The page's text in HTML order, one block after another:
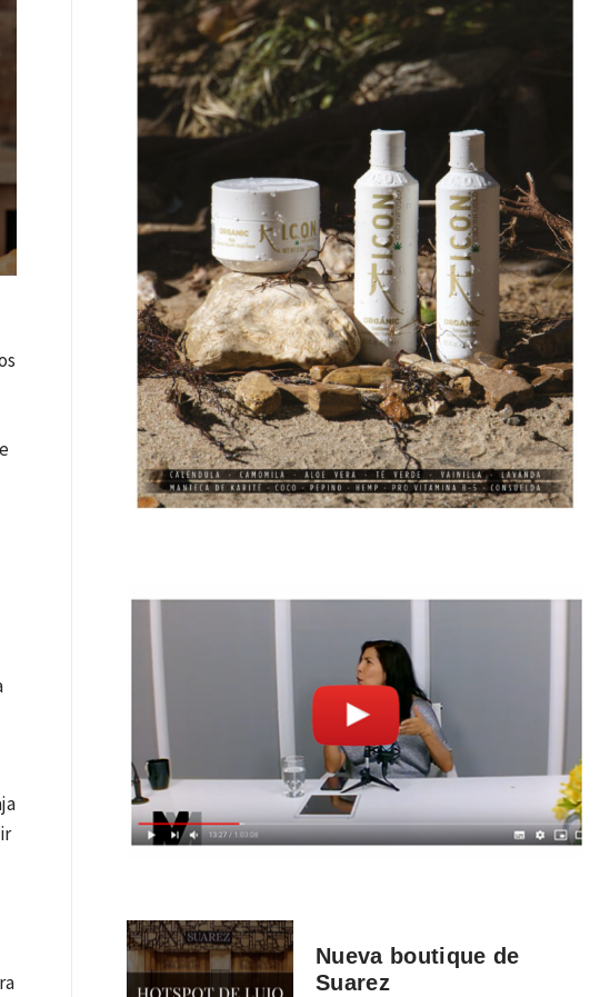
Nueva boutique de
Suarez